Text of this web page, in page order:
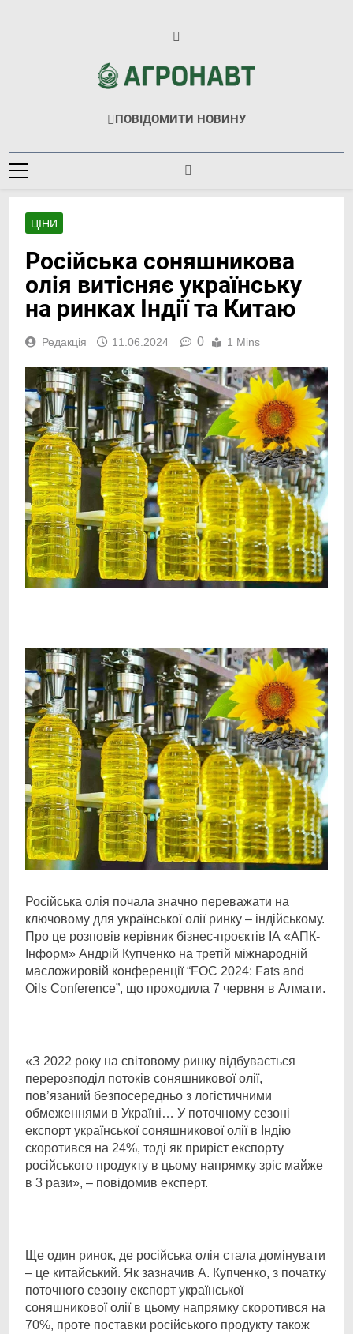
Агронавт
Новини Українського Агробізнесу
ПОВІДОМИТИ НОВИНУ
ЦІНИ
Російська соняшникова
олія витісняє українську
на ринках Індії та Китаю
Редакція 11.06.2024 0 1 Mins
Link
Російська олія почала значно переважати на
ключовому для української олії ринку – індійському.
Про це розповів керівник бізнес-проєктів ІА «АПК-
Інформ» Андрій Купченко на третій міжнародній
масложировій конференції “FOC 2024: Fats and
Oils Conference”, що проходила 7 червня в Алмати.
«З 2022 року на світовому ринку відбувається
перерозподіл потоків соняшникової олії,
пов’язаний безпосередньо з логістичними
обмеженнями в Україні… У поточному сезоні
експорт української соняшникової олії в Індію
скоротився на 24%, тоді як приріст експорту
російського продукту в цьому напрямку зріс майже
в 3 рази», – повідомив експерт.
Ще один ринок, де російська олія стала домінувати
– це китайський. Як зазначив А. Купченко, з початку
поточного сезону експорт української
соняшникової олії в цьому напрямку скоротився на
70%, проте поставки російського продукту також